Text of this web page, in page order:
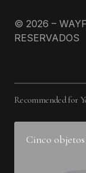
© 2026 –
RESERVADOS
Recommended for
Cinco objetos